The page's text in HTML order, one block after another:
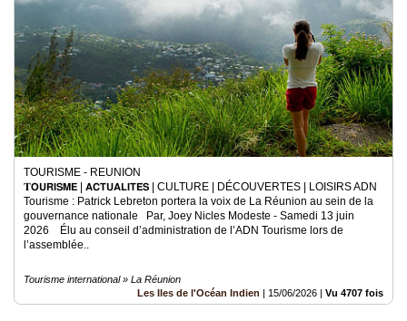
TOURISME - REUNION
𝐓𝗢𝗨𝗥𝗜𝗦𝗠𝗘 | 𝗔𝗖𝗧𝗨𝗔𝗟𝗜𝗧𝗘́𝗦 | CULTURE | DÉCOUVERTES | LOISIRS ADN
Tourisme : Patrick Lebreton portera la voix de La Réunion au sein de la
gouvernance nationale Par, Joey Nicles Modeste - Samedi 13 juin
2026 Élu au conseil d’administration de l’ADN Tourisme lors de
l’assemblée..
Tourisme international » La Réunion
Les Iles de l'Océan Indien | 15/06/2026 | Vu 4707 fois